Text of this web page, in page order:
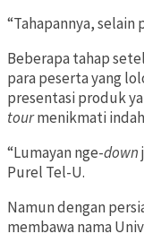
“Tahapannya,
Beberapa tahap
para peserta yang
presentasi produk
tourmenikmati
“Lumayan nge-down
Purel Tel-U.
Namun dengan
membawa nama